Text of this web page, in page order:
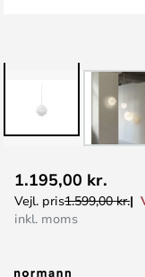
til
starten
1.195,00 kr.
Vejl. pris1.599,00 kr.
inkl. moms